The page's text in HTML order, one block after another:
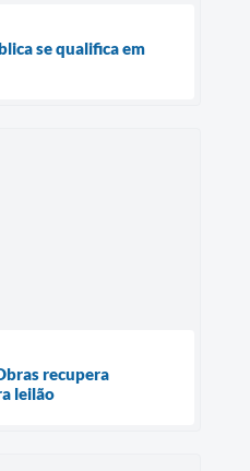
se qualifica em
recupera
leilão